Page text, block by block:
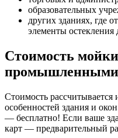
образовательных
других зданиях, где
элементы
Стоимость
промышленными
Стоимость рассчитывается
особенностей здания и
— бесплатно! Если ваше
карт — предварительный